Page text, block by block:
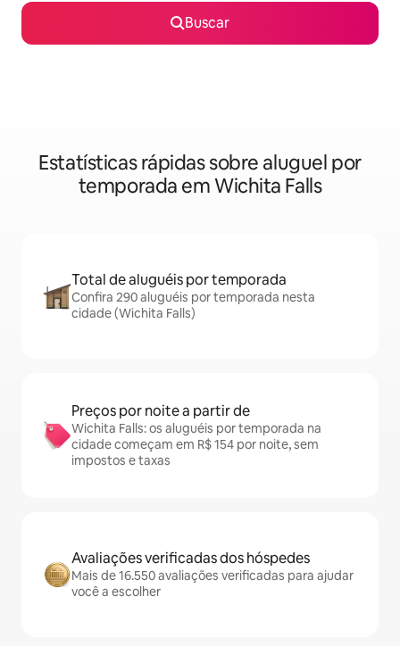
Buscar
Estatísticas rápidas sobre aluguel por
temporada em Wichita Falls
Total de aluguéis por temporada
Confira 290 aluguéis por temporada nesta
cidade (Wichita Falls)
Preços por noite a partir de
Wichita Falls: os aluguéis por temporada na
cidade começam em R$ 154 por noite, sem
impostos e taxas
Avaliações verificadas dos hóspedes
Mais de 16.550 avaliações verificadas para ajudar
você a escolher